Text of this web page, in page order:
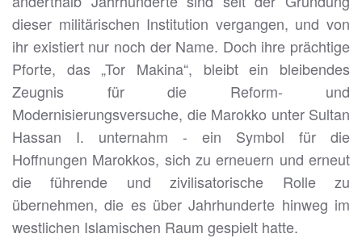
dieser militärischen Institution vergangen, und von
ihr existiert nur noch der Name. Doch ihre prächtige
Pforte, das „Tor Makina“, bleibt ein bleibendes
Zeugnis für die Reform- und
Modernisierungsversuche, die Marokko unter Sultan
Hassan I. unternahm - ein Symbol für die
Hoffnungen Marokkos, sich zu erneuern und erneut
die führende und zivilisatorische Rolle zu
übernehmen, die es über Jahrhunderte hinweg im
westlichen Islamischen Raum gespielt hatte.